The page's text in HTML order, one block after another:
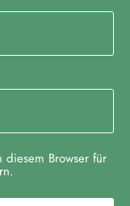
diesem Browser für